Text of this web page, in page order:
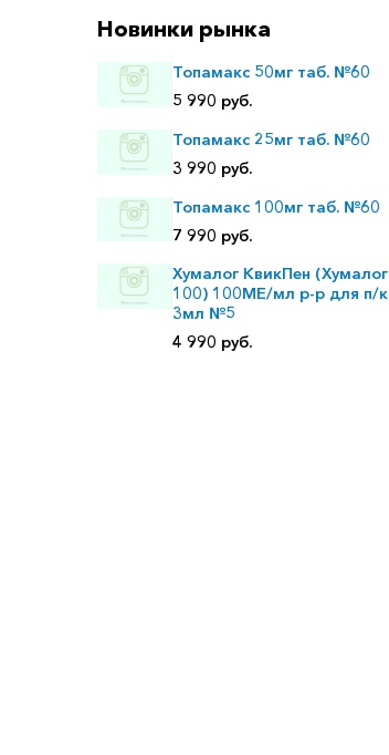
Новинки рынка
Топамакс 50мг таб. №60
5 990 руб.
Топамакс 25мг таб. №60
3 990 руб.
Топамакс 100мг таб. №60
7 990 руб.
Хумалог КвикПен (Хумалог
100) 100МЕ/мл р-р для п/к
3мл №5
4 990 руб.